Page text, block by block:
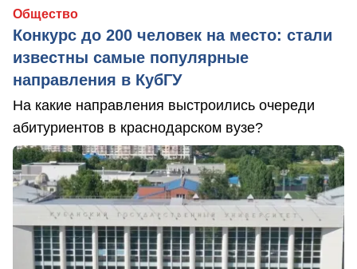
Общество
Конкурс до 200 человек на место: стали
известны самые популярные
направления в КубГУ
На какие направления выстроились очереди
абитуриентов в краснодарском вузе?